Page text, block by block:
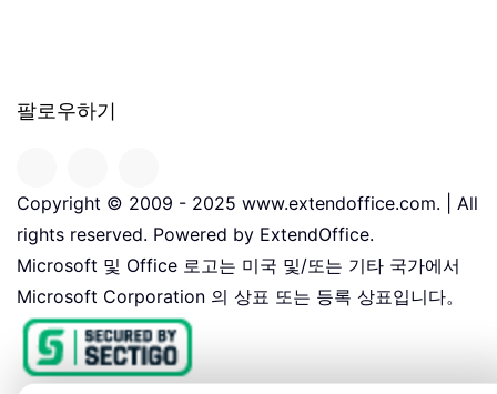
팔로우하기
Copyright © 2009 - 2025 www.extendoffice.com. | All
rights reserved. Powered by ExtendOffice.
Microsoft 및 Office 로고는 미국 및/또는 기타 국가에서
Microsoft Corporation 의 상표 또는 등록 상표입니다。